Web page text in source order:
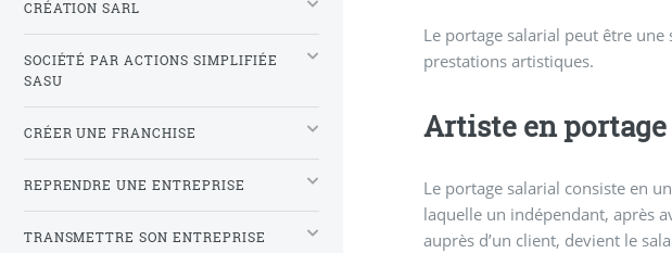
Le portage salarial peut être
prestations artistiques.
Artiste en
Le portage salarial consiste en
laquelle un indépendant, après
auprès d’un client, devient le
CRÉATION SARL
SOCIÉTÉ PAR ACTIONS SIMPLIFIÉE
SASU
CRÉER UNE FRANCHISE
REPRENDRE UNE ENTREPRISE
TRANSMETTRE SON ENTREPRISE